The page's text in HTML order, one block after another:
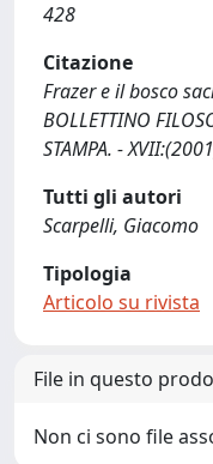
428
Citazione
Frazer e il bosco
BOLLETTINO
STAMPA. -
Tutti gli autori
Scarpelli, Giacomo
Tipologia
Articolo su rivista
File in questo
Non ci sono file